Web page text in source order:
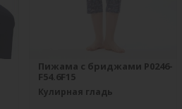
Пижама с бриджами P0246-
F54.6F15
Кулирная гладь